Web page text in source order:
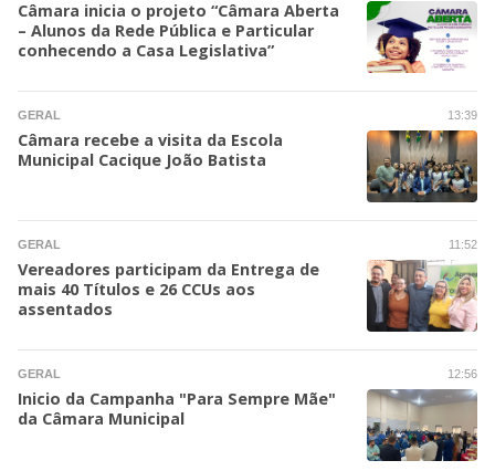
Câmara inicia o projeto “Câmara Aberta
– Alunos da Rede Pública e Particular
conhecendo a Casa Legislativa”
13:39
GERAL
Câmara recebe a visita da Escola
Municipal Cacique João Batista
11:52
GERAL
Vereadores participam da Entrega de
mais 40 Títulos e 26 CCUs aos
assentados
12:56
GERAL
Inicio da Campanha "Para Sempre Mãe"
da Câmara Municipal